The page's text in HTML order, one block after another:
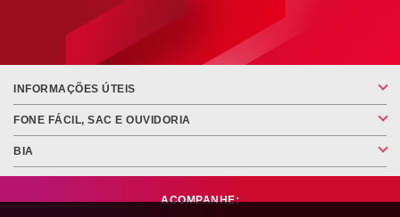
INFORMAÇÕES ÚTEIS
FONE FÁCIL, SAC E OUVIDORIA
BIA
ACOMPANHE: